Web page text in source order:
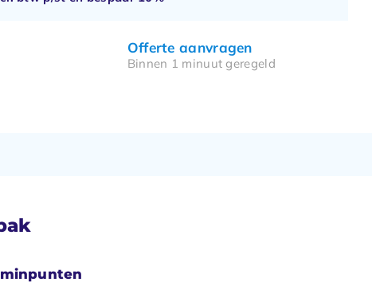
Offerte aanvragen
Binnen 1 minuut geregeld